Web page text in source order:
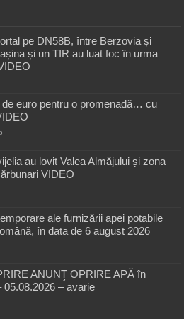
pe DN58B, între Berzovia și
și un TIR au luat foc în urma
de euro pentru o promenadă… cu
au lovit Valea Almăjului și zona
VIDEO
ale furnizării apei potabile
în data de 6 august 2026
ANUNŢ OPRIRE APĂ în
05.08.2026 – avarie